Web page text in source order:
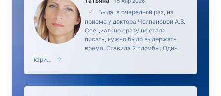
15 Апр 2026
Была, в очередной раз, на
приеме у доктора Челпановой А.В.
Специально сразу не стала
писать, нужно было выдержать
время. Ставила 2 пломбы. Один
кари…